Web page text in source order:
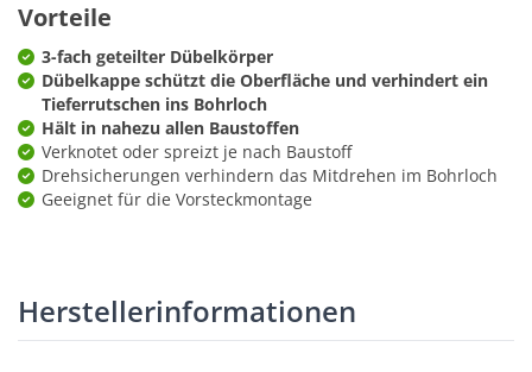
Vorteile
3-fach geteilter Dübelkörper
Dübelkappe schützt die Oberfläche und verhindert ein
Tieferrutschen ins Bohrloch
Hält in nahezu allen Baustoffen
Verknotet oder spreizt je nach Baustoff
Drehsicherungen verhindern das Mitdrehen im Bohrloch
Geeignet für die Vorsteckmontage
Herstellerinformationen